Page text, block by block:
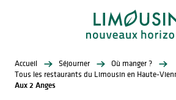
Accueil Séjourner
Où manger ?
Tous les restaurants du Limousin en Haute-
Aux 2 Anges